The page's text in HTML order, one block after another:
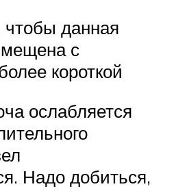
данная
с
короткой
ослабляется
Надо добиться,